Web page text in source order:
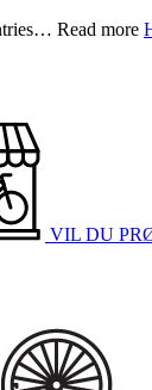
Read more
VIL DU